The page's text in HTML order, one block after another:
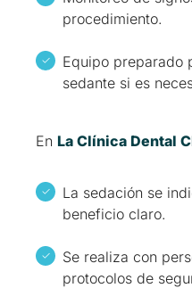
procedimiento.
Equipo preparado
sedante si es
En La Clínica Dental
La sedación se
beneficio claro.
Se realiza con
protocolos de